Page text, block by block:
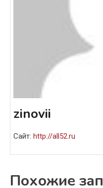
zinovii
Сайт: http://all52.ru
Похожие